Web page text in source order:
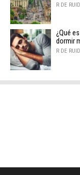
R DE
¿Qué
dormir
R DE